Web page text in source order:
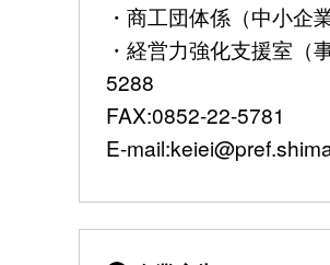
・商工団体係（中小
・経営力強化支援室
5288
FAX:0852-22-5781
E-